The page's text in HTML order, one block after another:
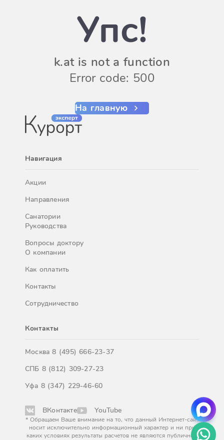
Упс!
k.at is not a function
Error code: 500
На главную
Навигация
Акции
Направления
Санатории
Руководства
Вопросы доктору
О компании
Как оплатить
Контакты
Сотрудничество
Контакты
Москва8 (495) 666-23-37
СПБ 8 (812) 309-27-23
Уфа 8 (347) 229-46-60
ВКонтакте YouTube
* Обращаем Ваше внимание на то, что данный Интернет-сайт
носит исключительно информационный характер и ни при
каких условиях результаты расчетов не являются публичной